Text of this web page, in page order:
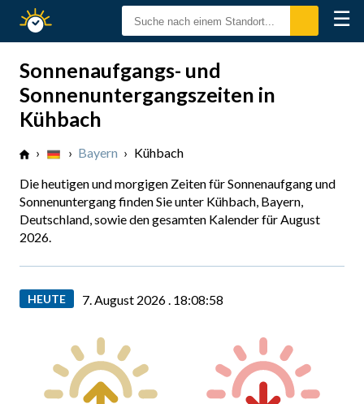
Sonnenzeiten ☰
Sonnenaufgangs- und
Sonnenuntergangszeiten in
Kühbach
› › Bayern › Kühbach
Die heutigen und morgigen Zeiten für Sonnenaufgang und
Sonnenuntergang finden Sie unter Kühbach, Bayern,
Deutschland, sowie den gesamten Kalender für August
2026.
HEUTE 7. August 2026 . 18:08:59